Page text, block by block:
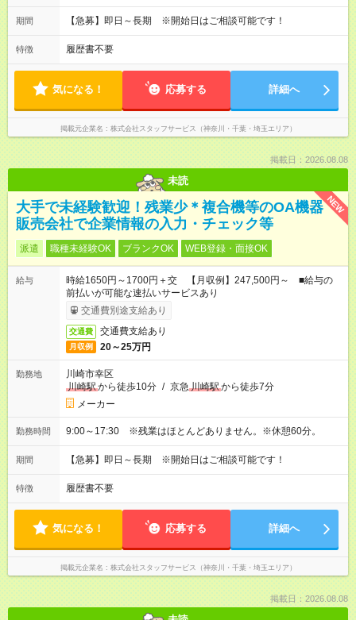
期間 【急募】即日～長期 ※開始日はご相談可能です！
特徴 履歴書不要
気になる！ 応募する 詳細へ
掲載元企業名 株式会社スタッフサービス（神奈川・千葉・埼玉エリア）
掲載日：2026.08.08
未読
NEW
大手で未経験歓迎！残業少＊複合機等のOA機器
販売会社で企業情報の入力・チェック等
派遣 職種未経験OK ブランクOK WEB登録・面接OK
給与
時給1650円～1700円＋交 【月収例】247,500円～ ■給与の
前払いが可能な速払いサービスあり
交通費別途支給あり
交通費 交通費支給あり
月収例 20～25万円
勤務地
川崎市幸区
川崎駅から徒歩10分 / 京急 川崎駅から徒歩7分
メーカー
勤務時間 9:00～17:30 ※残業はほとんどありません。※休憩60分。
期間 【急募】即日～長期 ※開始日はご相談可能です！
特徴 履歴書不要
気になる！ 応募する 詳細へ
掲載元企業名 株式会社スタッフサービス（神奈川・千葉・埼玉エリア）
掲載日：2026.08.08